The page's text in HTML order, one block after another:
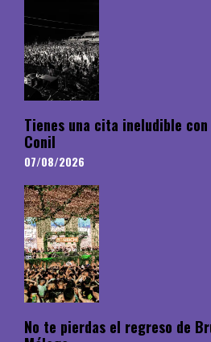
Tienes una cita ineludible
Conil
07/08/2026
No te pierdas el regreso de